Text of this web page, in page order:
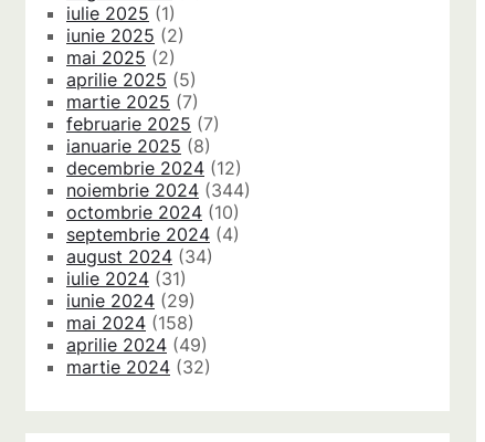
iulie 2025 (1)
iunie 2025 (2)
mai 2025 (2)
aprilie 2025 (5)
martie 2025 (7)
februarie 2025 (7)
ianuarie 2025 (8)
decembrie 2024 (12)
noiembrie 2024 (344)
octombrie 2024 (10)
septembrie 2024 (4)
august 2024 (34)
iulie 2024 (31)
iunie 2024 (29)
mai 2024 (158)
aprilie 2024 (49)
martie 2024 (32)